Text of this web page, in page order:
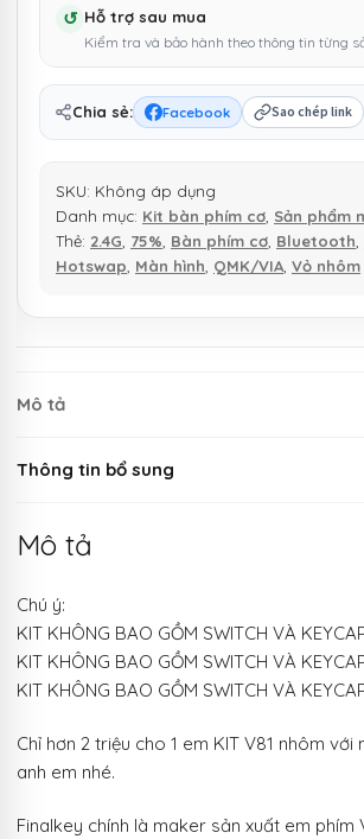
Màn
hình,
Nhôm
CNC
nguyên
Keymap
VIA
độ
số
↺ Hỗ trợ sau mua
Kiểm tra và bảo hành theo thông tin từng
Chia sẻ: Facebook Sao chép link
SKU: Không áp dụng
Danh mục: Kit bàn phím cơ Sản phẩm
Thẻ: 2.4G 75% Bàn phím cơ Bluetooth
Hotswap Màn hình QMK/VIA Vỏ nhôm
Mô tả
Thông tin bổ sung
Mô tả
Chú ý:
KIT KHÔNG BAO GỒM SWITCH VÀ
KIT KHÔNG BAO GỒM SWITCH VÀ
KIT KHÔNG BAO GỒM SWITCH VÀ
Chỉ hơn 2 triệu cho 1 em KIT V81 nhôm với
anh em nhé.
Finalkey chính là maker sản xuất em phím